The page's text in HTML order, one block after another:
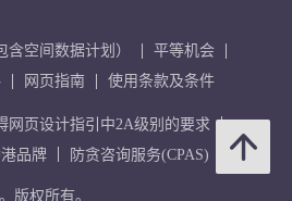
空间数据计划）
平等机会
网页指南 使用条款及条件
网页设计指引中2A级别的要求
品牌 防贪咨询服务(CPAS)
版权所有。